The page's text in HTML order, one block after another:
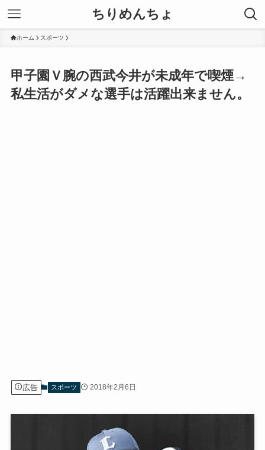
ちりめんちょ
ホーム スポーツ
甲子園Ｖ腕の西武今井が未成年で喫煙→
私生活がダメな選手は活躍出来ません。
広告 スポーツ 2018年2月6日